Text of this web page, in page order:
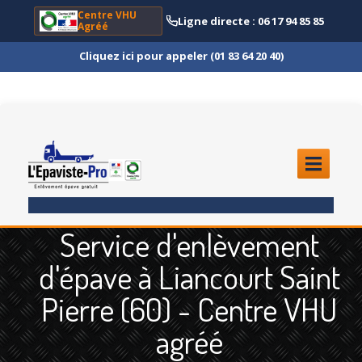
Centre VHU
Agréé
Ligne directe : 06 17 94 85 85
Cliquez ici pour appeler (01 83 64 20 40)
ENLÈVEMENTÉPAVE
Quoi?
Scooteret Moto
Camion
et Poids Lourd
Service d'enlèvement
d'épave à Liancourt Saint
Pierre (60) - Centre VHU
agréé